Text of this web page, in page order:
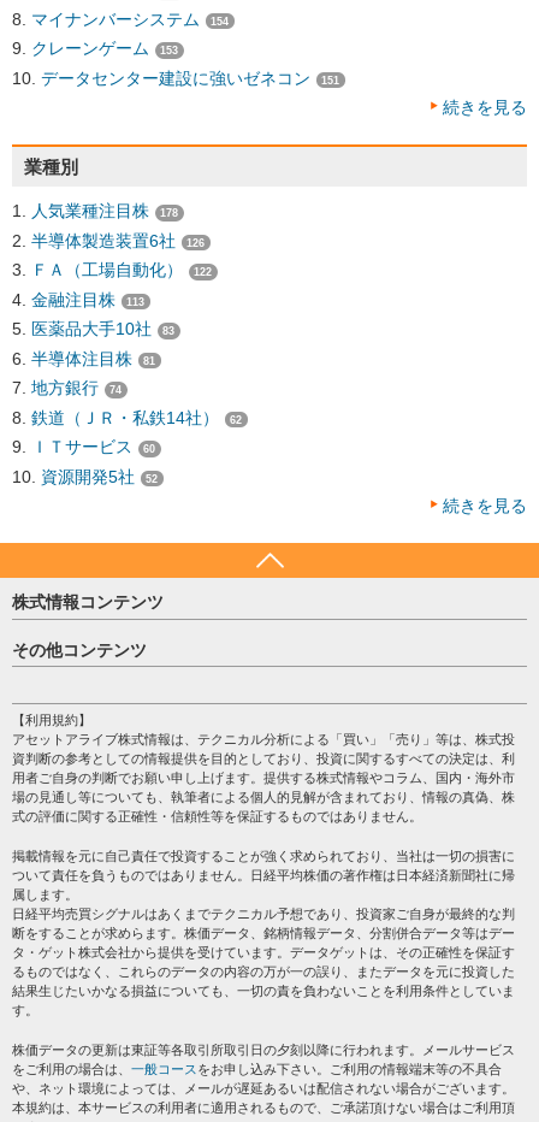
マイナンバーシステム 154
クレーンゲーム 153
データセンター建設に強いゼネコン 151
続きを見る
業種別
人気業種注目株 178
半導体製造装置6社 126
ＦＡ（工場自動化） 122
金融注目株 113
医薬品大手10社 83
半導体注目株 81
地方銀行 74
鉄道（ＪＲ・私鉄14社） 62
ＩＴサービス 60
資源開発5社 52
続きを見る
株式情報コンテンツ
日経平均
売買シグナル
株テーマ情報
海外市況
投資カレンダー
格付け情報
その他コンテンツ
個人情報保護方針
プライバシーポリシー
会社案内
サイトマップ
過去データ
【利用規約】
アセットアライブ株式情報は、テクニカル分析による「買い」「売り」等は、株式投
資判断の参考としての情報提供を目的としており、投資に関するすべての決定は、利
用者ご自身の判断でお願い申し上げます。提供する株式情報やコラム、国内・海外市
場の見通し等についても、執筆者による個人的見解が含まれており、情報の真偽、株
式の評価に関する正確性・信頼性等を保証するものではありません。
掲載情報を元に自己責任で投資することが強く求められており、当社は一切の損害に
ついて責任を負うものではありません。日経平均株価の著作権は日本経済新聞社に帰
属します。
日経平均売買シグナルはあくまでテクニカル予想であり、投資家ご自身が最終的な判
断をすることが求めらます。株価データ、銘柄情報データ、分割併合データ等はデー
タ・ゲット株式会社から提供を受けています。データゲットは、その正確性を保証す
るものではなく、これらのデータの内容の万が一の誤り、またデータを元に投資した
結果生じたいかなる損益についても、一切の責を負わないことを利用条件としていま
す。
株価データの更新は東証等各取引所取引日の夕刻以降に行われます。メールサービス
をご利用の場合は、 一般コース をお申し込み下さい。ご利用の情報端末等の不具合
や、ネット環境によっては、メールが遅延あるいは配信されない場合がございます。
本規約は、本サービスの利用者に適用されるもので、ご承諾頂けない場合はご利用頂